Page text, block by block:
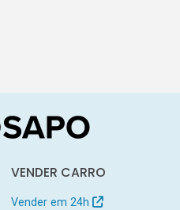
VENDER CARRO
Vender em 24h